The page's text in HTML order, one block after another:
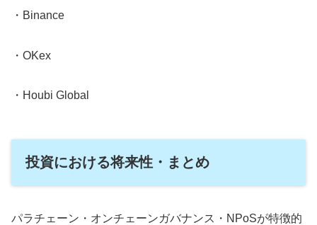
・Binance
・OKex
・Houbi Global
投資における将来性・まとめ
パラチェーン・オンチェーンガバナンス・NPoSが特徴的